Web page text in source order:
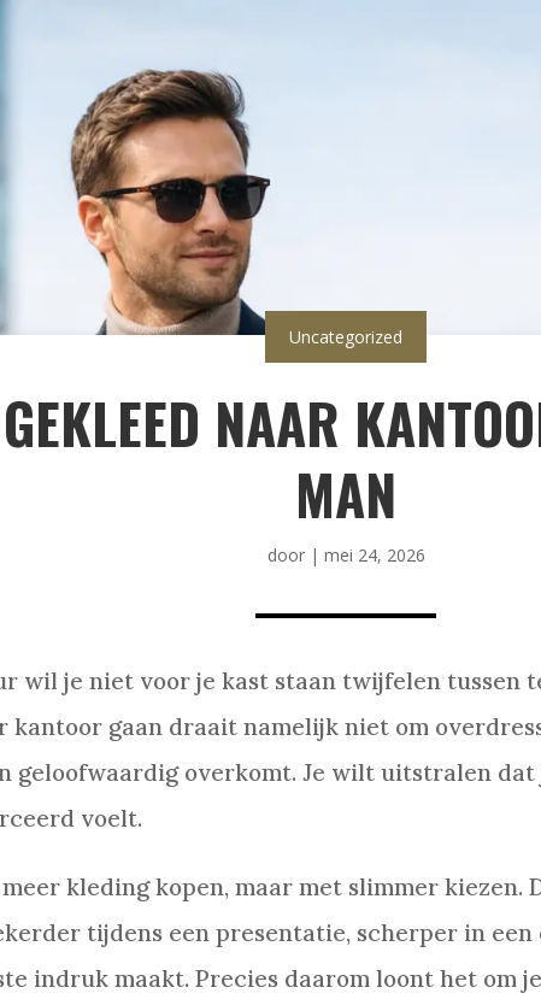
Uncategorized
NAAR
MAN
door | mei 24, 2026
wil je niet voor je kast staan twijfelen tussen
kantoor gaan draait namelijk niet om
geloofwaardig overkomt. Je wilt uitstralen
voelt.
kleding kopen, maar met slimmer
tijdens een presentatie, scherper in
indruk maakt. Precies daarom loont het om